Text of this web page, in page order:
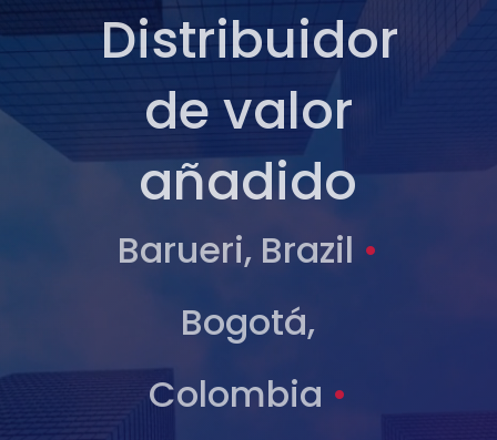
Distribuidor
de valor
añadido
Barueri, Brazil •
Bogotá,
Colombia •